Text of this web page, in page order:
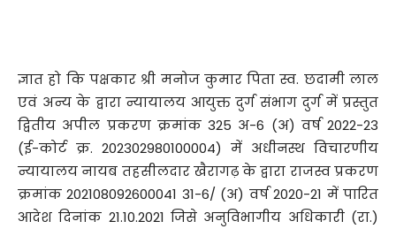
ज्ञात हो कि पक्षकार श्री मनोज कुमार पिता स्व. छदामी लाल
एवं अन्य के द्वारा न्यायालय आयुक्त दुर्ग संभाग दुर्ग में प्रस्तुत
द्वितीय अपील प्रकरण क्रमांक 325 अ-6 (अ) वर्ष 2022-23
(ई-कोर्ट क्र. 202302980100004) में अधीनस्थ विचारणीय
न्यायालय नायब तहसीलदार खैरागढ़ के द्वारा राजस्व प्रकरण
क्रमांक 202108092600041 31-6/ (अ) वर्ष 2020-21 में पारित
आदेश दिनांक 21.10.2021 जिसे अनुविभागीय अधिकारी (रा.)